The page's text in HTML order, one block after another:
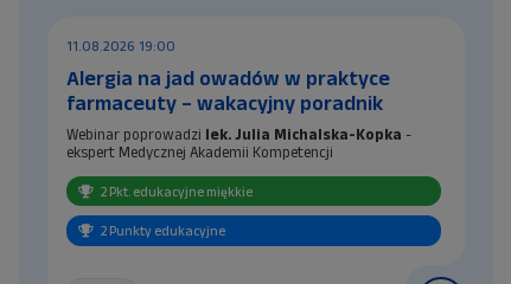
11.08.2026 19:00
Alergia na jad owadów w praktyce
farmaceuty – wakacyjny poradnik
Webinar poprowadzi lek. Julia Michalska-Kopka -
ekspert Medycznej Akademii Kompetencji
Za udział w szkoleniu farmaceuci otrzymają 2
punkty edukacyjne tzw. miękkie, natomiast
technicy ...
2 Pkt. edukacyjne miękkie
2 Punkty edukacyjne